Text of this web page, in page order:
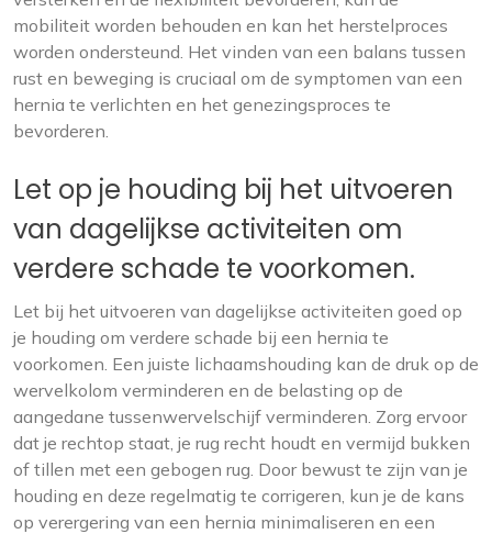
mobiliteit worden behouden en kan het herstelproces
worden ondersteund. Het vinden van een balans tussen
rust en beweging is cruciaal om de symptomen van een
hernia te verlichten en het genezingsproces te
bevorderen.
Let op je houding bij het uitvoeren
van dagelijkse activiteiten om
verdere schade te voorkomen.
Let bij het uitvoeren van dagelijkse activiteiten goed op
je houding om verdere schade bij een hernia te
voorkomen. Een juiste lichaamshouding kan de druk op de
wervelkolom verminderen en de belasting op de
aangedane tussenwervelschijf verminderen. Zorg ervoor
dat je rechtop staat, je rug recht houdt en vermijd bukken
of tillen met een gebogen rug. Door bewust te zijn van je
houding en deze regelmatig te corrigeren, kun je de kans
op verergering van een hernia minimaliseren en een